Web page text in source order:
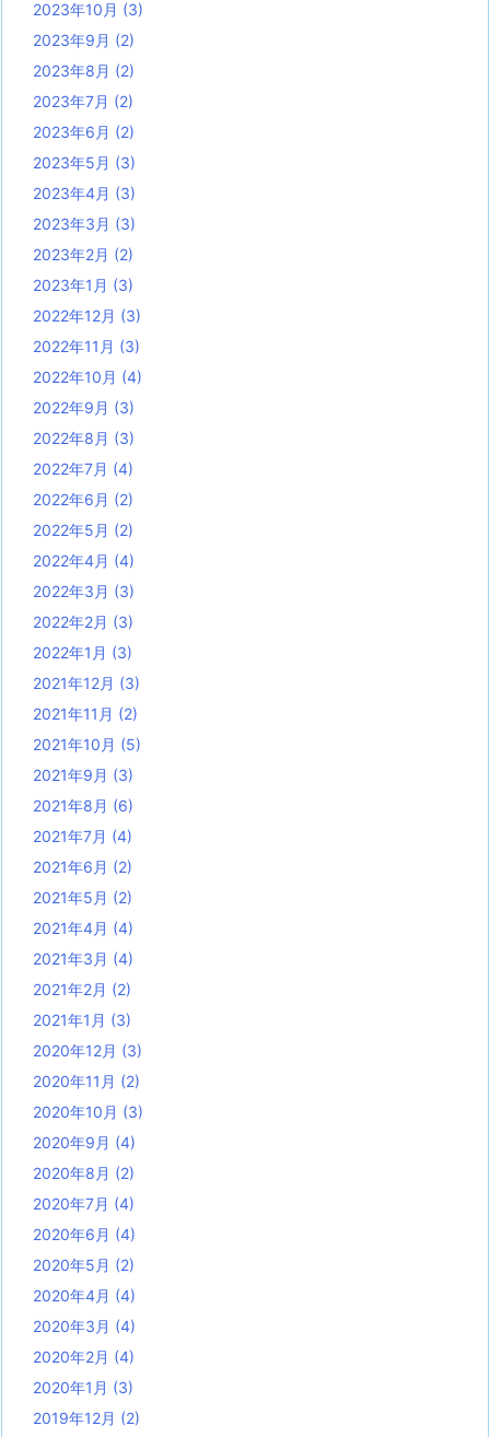
2023年10月 (3)
2023年9月 (2)
2023年8月 (2)
2023年7月 (2)
2023年6月 (2)
2023年5月 (3)
2023年4月 (3)
2023年3月 (3)
2023年2月 (2)
2023年1月 (3)
2022年12月 (3)
2022年11月 (3)
2022年10月 (4)
2022年9月 (3)
2022年8月 (3)
2022年7月 (4)
2022年6月 (2)
2022年5月 (2)
2022年4月 (4)
2022年3月 (3)
2022年2月 (3)
2022年1月 (3)
2021年12月 (3)
2021年11月 (2)
2021年10月 (5)
2021年9月 (3)
2021年8月 (6)
2021年7月 (4)
2021年6月 (2)
2021年5月 (2)
2021年4月 (4)
2021年3月 (4)
2021年2月 (2)
2021年1月 (3)
2020年12月 (3)
2020年11月 (2)
2020年10月 (3)
2020年9月 (4)
2020年8月 (2)
2020年7月 (4)
2020年6月 (4)
2020年5月 (2)
2020年4月 (4)
2020年3月 (4)
2020年2月 (4)
2020年1月 (3)
2019年12月 (2)